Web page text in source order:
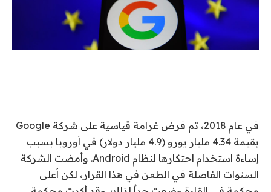
في عام 2018، تم فرض غرامة قياسية على شركة Google
بقيمة 4.34 مليار يورو (4.9 مليار دولار) في أوروبا بسبب
إساءة استخدام احتكارها لنظام Android. وأمضت الشركة
السنوات الفاصلة في الطعن في هذا القرار، لكن أعلى